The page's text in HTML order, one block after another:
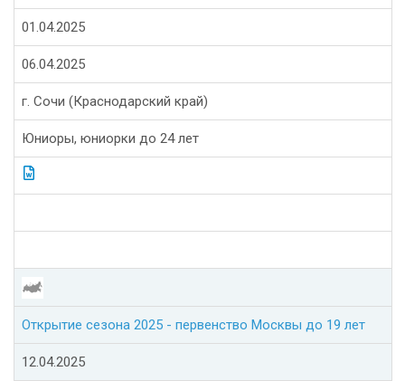
01.04.2025
06.04.2025
г. Сочи (Краснодарский край)
Юниоры, юниорки до 24 лет
Открытие сезона 2025 - первенство Москвы до 19 лет
12.04.2025